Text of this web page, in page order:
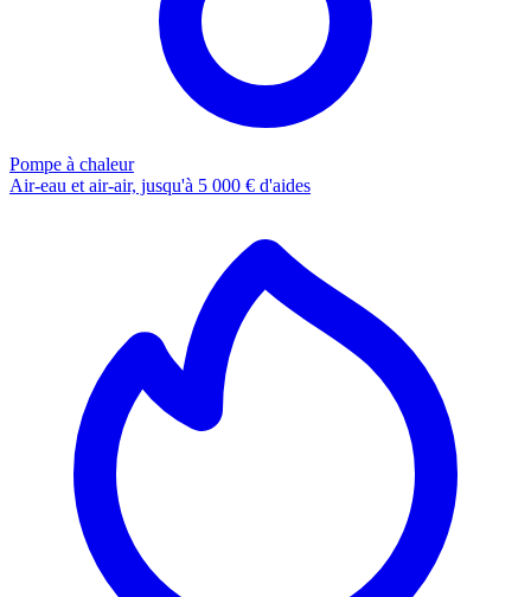
Pompe à chaleur
Air-eau et air-air, jusqu'à 5 000 € d'aides